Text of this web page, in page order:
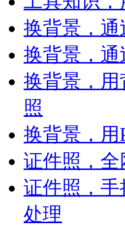
换背景，通
换背景，通
换背景，
照
换背景，用
证件照，
证件照，手
处理